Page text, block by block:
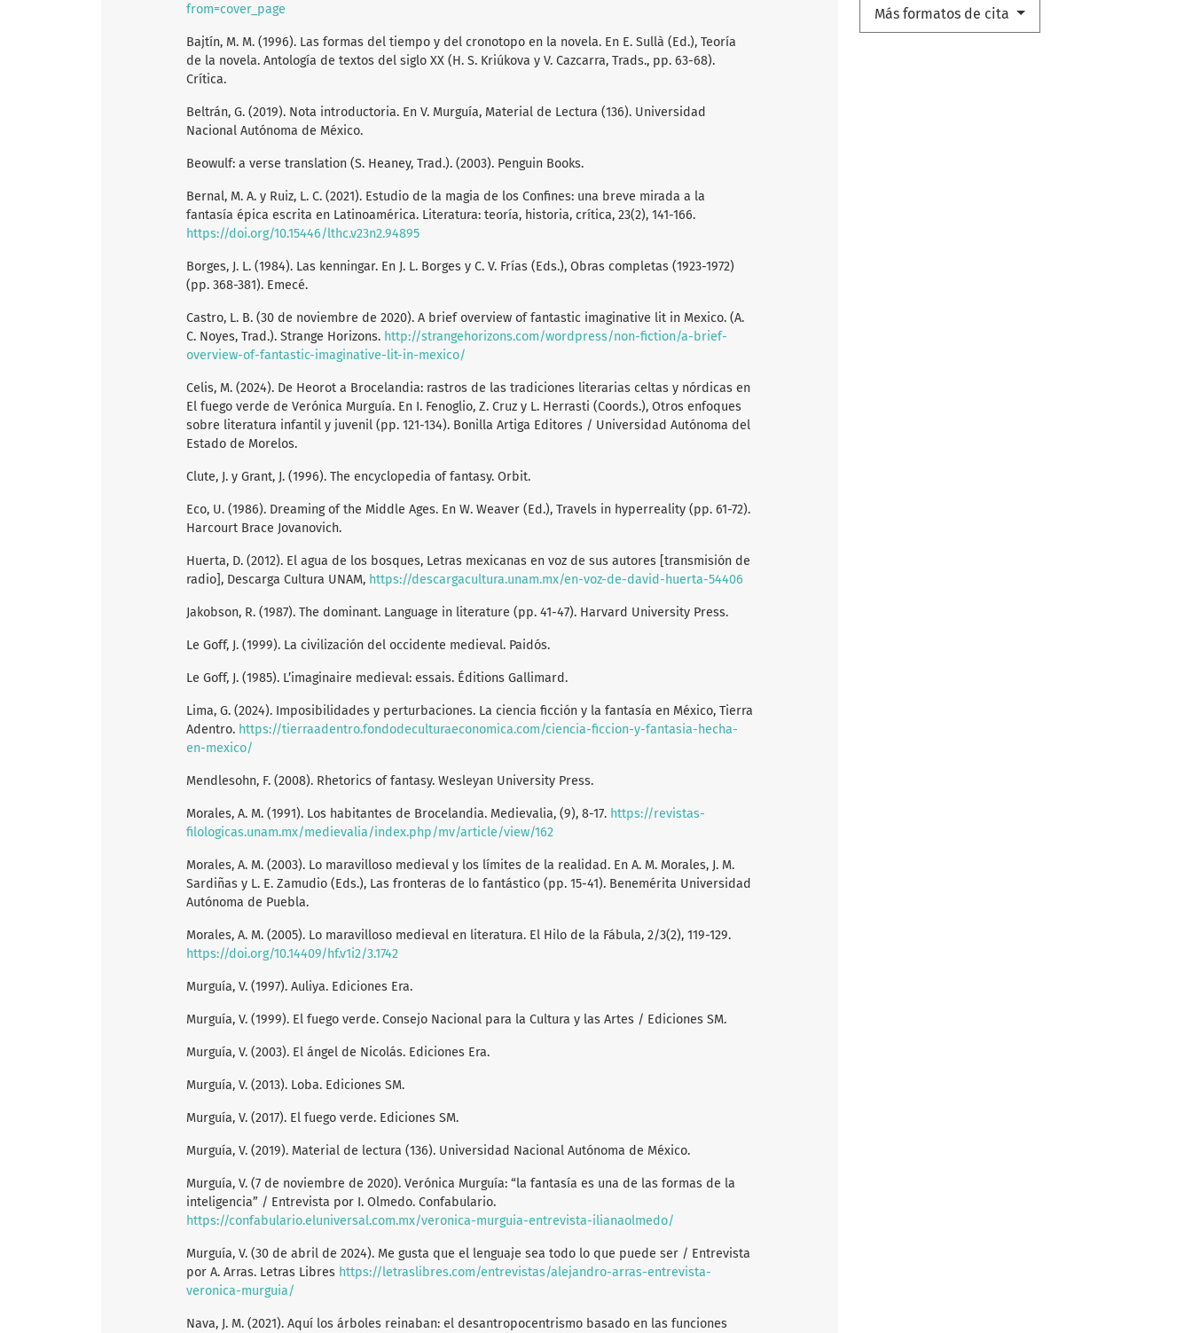
Más formatos de cita
from=cover_page
Bajtín, M. M. (1996). Las formas del tiempo y del cronotopo en la novela. En E. Sullà (Ed.), Teoría
de la novela. Antología de textos del siglo XX (H. S. Kriúkova y V. Cazcarra, Trads., pp. 63-68).
Crítica.
Beltrán, G. (2019). Nota introductoria. En V. Murguía, Material de Lectura (136). Universidad
Nacional Autónoma de México.
Beowulf: a verse translation (S. Heaney, Trad.). (2003). Penguin Books.
Bernal, M. A. y Ruiz, L. C. (2021). Estudio de la magia de los Confines: una breve mirada a la
fantasía épica escrita en Latinoamérica. Literatura: teoría, historia, crítica, 23(2), 141-166.
https://doi.org/10.15446/lthc.v23n2.94895
Borges, J. L. (1984). Las kenningar. En J. L. Borges y C. V. Frías (Eds.), Obras completas (1923-1972)
(pp. 368-381). Emecé.
Castro, L. B. (30 de noviembre de 2020). A brief overview of fantastic imaginative lit in Mexico. (A.
C. Noyes, Trad.). Strange Horizons. http://strangehorizons.com/wordpress/non-fiction/a-brief-
overview-of-fantastic-imaginative-lit-in-mexico/
Celis, M. (2024). De Heorot a Brocelandia: rastros de las tradiciones literarias celtas y nórdicas en
El fuego verde de Verónica Murguía. En I. Fenoglio, Z. Cruz y L. Herrasti (Coords.), Otros enfoques
sobre literatura infantil y juvenil (pp. 121-134). Bonilla Artiga Editores / Universidad Autónoma del
Estado de Morelos.
Clute, J. y Grant, J. (1996). The encyclopedia of fantasy. Orbit.
Eco, U. (1986). Dreaming of the Middle Ages. En W. Weaver (Ed.), Travels in hyperreality (pp. 61-72).
Harcourt Brace Jovanovich.
Huerta, D. (2012). El agua de los bosques, Letras mexicanas en voz de sus autores [transmisión de
radio], Descarga Cultura UNAM, https://descargacultura.unam.mx/en-voz-de-david-huerta-54406
Jakobson, R. (1987). The dominant. Language in literature (pp. 41-47). Harvard University Press.
Le Goff, J. (1999). La civilización del occidente medieval. Paidós.
Le Goff, J. (1985). L’imaginaire medieval: essais. Éditions Gallimard.
Lima, G. (2024). Imposibilidades y perturbaciones. La ciencia ficción y la fantasía en México, Tierra
Adentro. https://tierraadentro.fondodeculturaeconomica.com/ciencia-ficcion-y-fantasia-hecha-
en-mexico/
Mendlesohn, F. (2008). Rhetorics of fantasy. Wesleyan University Press.
Morales, A. M. (1991). Los habitantes de Brocelandia. Medievalia, (9), 8-17. https://revistas-
filologicas.unam.mx/medievalia/index.php/mv/article/view/162
Morales, A. M. (2003). Lo maravilloso medieval y los límites de la realidad. En A. M. Morales, J. M.
Sardiñas y L. E. Zamudio (Eds.), Las fronteras de lo fantástico (pp. 15-41). Benemérita Universidad
Autónoma de Puebla.
Morales, A. M. (2005). Lo maravilloso medieval en literatura. El Hilo de la Fábula, 2/3(2), 119-129.
https://doi.org/10.14409/hf.v1i2/3.1742
Murguía, V. (1997). Auliya. Ediciones Era.
Murguía, V. (1999). El fuego verde. Consejo Nacional para la Cultura y las Artes / Ediciones SM.
Murguía, V. (2003). El ángel de Nicolás. Ediciones Era.
Murguía, V. (2013). Loba. Ediciones SM.
Murguía, V. (2017). El fuego verde. Ediciones SM.
Murguía, V. (2019). Material de lectura (136). Universidad Nacional Autónoma de México.
Murguía, V. (7 de noviembre de 2020). Verónica Murguía: “la fantasía es una de las formas de la
inteligencia” / Entrevista por I. Olmedo. Confabulario.
https://confabulario.eluniversal.com.mx/veronica-murguia-entrevista-ilianaolmedo/
Murguía, V. (30 de abril de 2024). Me gusta que el lenguaje sea todo lo que puede ser / Entrevista
por A. Arras. Letras Libres https://letraslibres.com/entrevistas/alejandro-arras-entrevista-
veronica-murguia/
Nava, J. M. (2021). Aquí los árboles reinaban: el desantropocentrismo basado en las funciones